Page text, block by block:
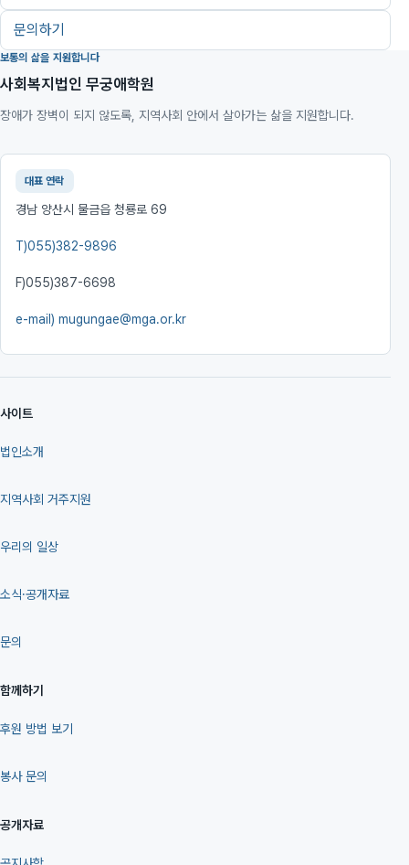
문의하기
보통의 삶을 지원합니다
사회복지법인 무궁애학원
장애가 장벽이 되지 않도록, 지역사회 안에서 살아가는 삶을 지원합니다.
대표 연락
경남 양산시 물금읍 청룡로 69
T)055)382-9896
F)055)387-6698
e-mail) mugungae@mga.or.kr
사이트
법인소개
지역사회 거주지원
우리의 일상
소식·공개자료
문의
함께하기
후원 방법 보기
봉사 문의
공개자료